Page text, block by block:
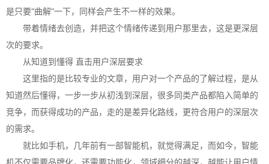
是只要“曲解”一下，同样会产生不一样的效果。
带着情绪去创造，并把这个情绪传递到用户那里去，这是更深层
次的要求。
从知道到懂得 直击用户深层要求
这里指的是比较专业的文章，用户对一个产品的了解过程，是从
知道然后懂得，一步一步从初浅到深层，很多同类产品都陷入简单的
竞争，而获得成功的产品，走的是差异化路线，更符合用户的深层次
的需求。
就比如手机，几年前有一部智能机，就觉得满足，而如今，智能
机不仅需要品牌化，还需要功能化，领域细分的越深，越能让用户情